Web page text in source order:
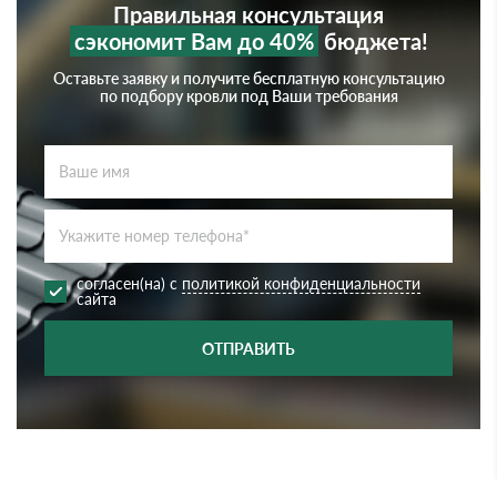
Правильная консультация
сэкономит Вам до 40% бюджета!
Оставьте заявку и получите бесплатную консультацию
по подбору кровли под Ваши требования
согласен(на) с политикой конфиденциальности
сайта
ОТПРАВИТЬ